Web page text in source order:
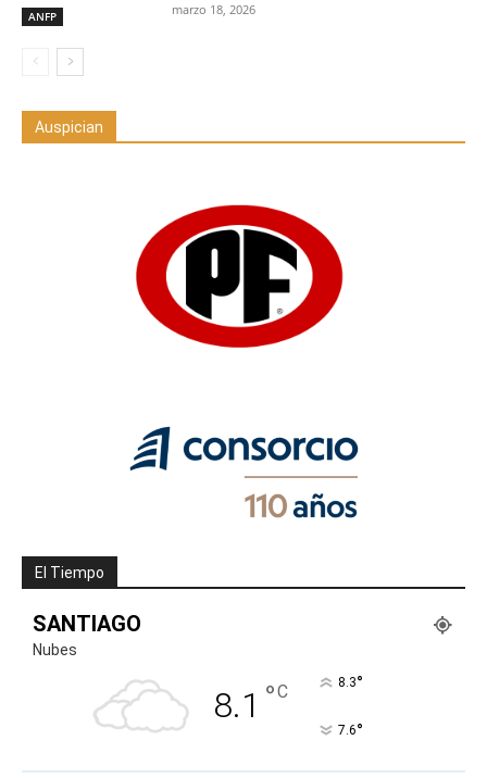
ANFP marzo 18, 2026
Auspician
El Tiempo
SANTIAGO
Nubes
8.1 °C 8.3°
7.6°